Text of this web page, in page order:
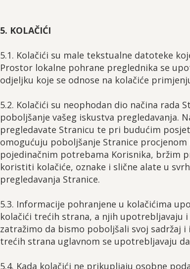
5. KOLAČIĆI
5.1. Kolačići su male tekstualne datoteke
Prostor lokalne pohrane preglednika se
odjeljku koje se odnose na kolačiće
5.2. Kolačići su neophodan dio načina rada
poboljšanje vašeg iskustva pregledavanja.
pregledavate Stranicu te pri budućim
omogućuju poboljšanje Stranice
pojedinačnim potrebama Korisnika, bržim
koristiti kolačiće, oznake i slične alate u
pregledavanja Stranice.
5.3. Informacije pohranjene u kolačićima
kolačići trećih strana, a njih upotrebljavaju
zatražimo da bismo poboljšali svoj sadržaj
trećih strana uglavnom se upotrebljavaju
5.4. Kada kolačići ne prikupljaju osobne